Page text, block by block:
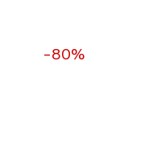
-80%